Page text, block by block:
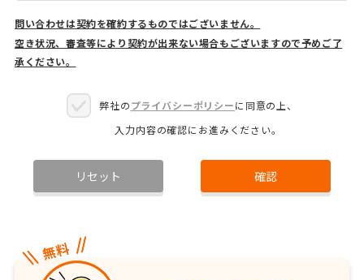
問い合わせは契約を確約するものではございません。
空き状況、審査等により契約が出来ない場合もございますので予めご了
承ください。
弊社のプライバシーポリシーに同意の上、
入力内容の確認にお進みください。
リセット 確認